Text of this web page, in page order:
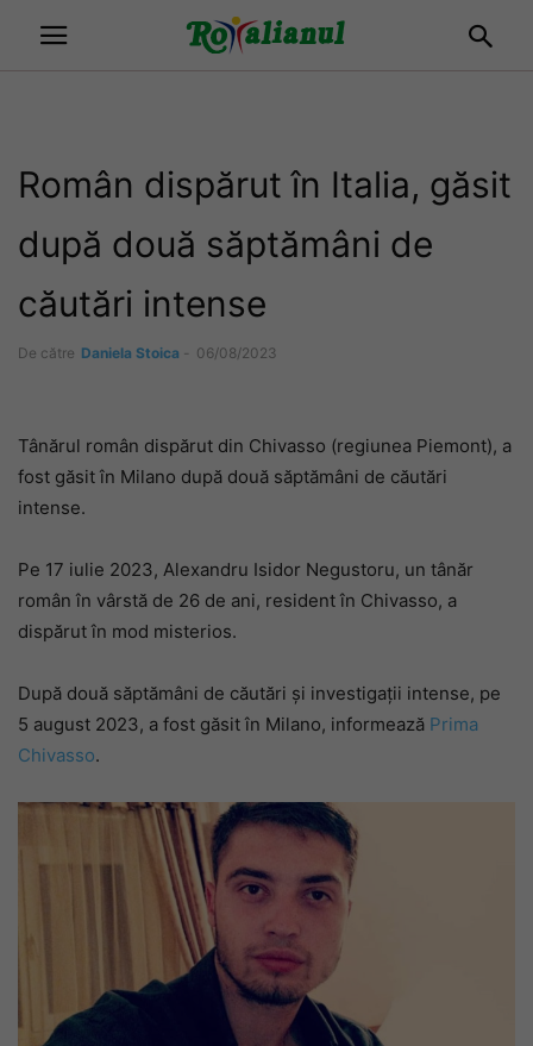
Român dispărut în Italia, găsit
după două săptămâni de
căutări intense
De către Daniela Stoica - 06/08/2023
Tânărul român dispărut din Chivasso (regiunea Piemont), a
fost găsit în Milano după două săptămâni de căutări
intense.
Pe 17 iulie 2023, Alexandru Isidor Negustoru, un tânăr
român în vârstă de 26 de ani, resident în Chivasso, a
dispărut în mod misterios.
După două săptămâni de căutări și investigații intense, pe
5 august 2023, a fost găsit în Milano, informează Prima
Chivasso.